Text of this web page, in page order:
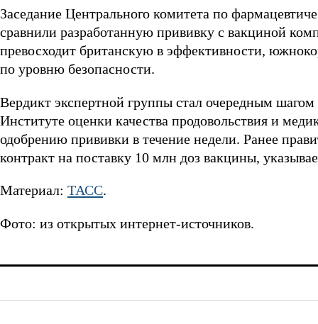
Заседание Центрального комитета по
сравнили разработанную прививку с вакциной
превосходит британскую в эффективности,
по уровню безопасности.
Вердикт экспертной группы стал очередным
Институте оценки качества продовольствия и
одобрению прививки в течение недели. Ранее
контракт на поставку 10 млн доз вакцины,
Материал: ТАСС.
Фото: из открытых интернет-источников.